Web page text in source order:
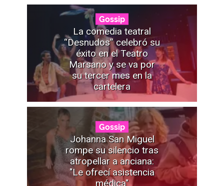
Gossip
La comedia teatral
“Desnudos” celebró su
éxito en el Teatro
Marsano y se va por
su tercer mes en la
cartelera
Gossip
Johanna San Miguel
rompe su silencio tras
atropellar a anciana:
"Le ofrecí asistencia
médica"